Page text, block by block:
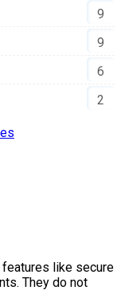
9
9
6
2
like secure
They do not